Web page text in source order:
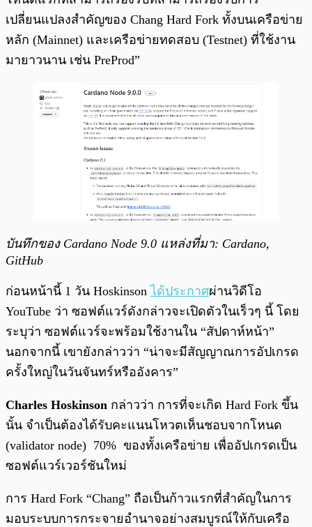
เปลี่ยนแปลงสำคัญของ Chang Hard Fork ทั้งบนเครือข่าย
หลัก (Mainnet) และเครือข่ายทดสอบ (Testnet) ที่ใช้งาน
มายาวนาน เช่น PreProd”
บันทึกของ Cardano Node 9.0 แหล่งที่มา: Cardano,
GitHub
ก่อนหน้านี้ 1 วัน Hoskinson ได้ประกาศผ่านวิดีโอ
YouTube ว่า ซอฟต์แวร์ดังกล่าวจะเปิดตัวในเร็วๆ นี้ โดย
ระบุว่า ซอฟต์แวร์จะพร้อมใช้งานใน “สัปดาห์หน้า”
นอกจากนี้ เขายังกล่าวว่า “น่าจะมีสัญญาณการอัปเกรด
ครั้งใหญ่ในวันจันทร์หรืออังคาร”
Charles Hoskinson กล่าวว่า การที่จะเกิด Hard Fork ขึ้น
นั้น จำเป็นต้องได้รับคะแนนโหวตเห็นชอบจากโหนด
(validator node) 70% ของทั้งเครือข่าย เพื่ออัปเกรดเป็น
ซอฟต์แวร์เวอร์ชันใหม่
การ Hard Fork “Chang” ถือเป็นก้าวแรกที่สำคัญในการ
มอบระบบการกระจายอำนาจอย่างสมบูรณ์ให้กับเครือ